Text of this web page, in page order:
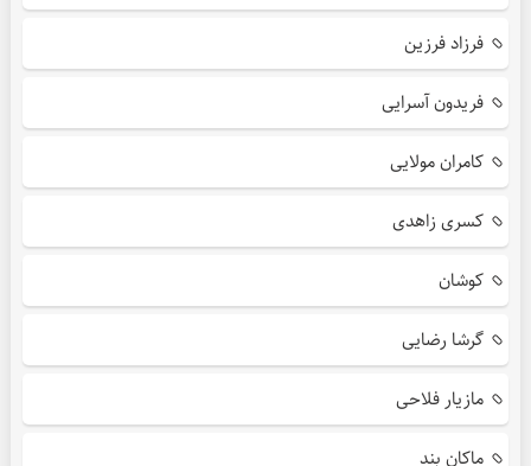
فرزاد فرزین
فریدون آسرایی
کامران مولایی
کسری زاهدی
کوشان
گرشا رضایی
مازیار فلاحی
ماکان بند